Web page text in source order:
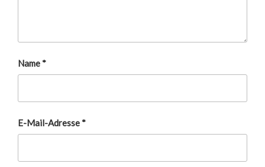
Name*
E-Mail-Adresse*